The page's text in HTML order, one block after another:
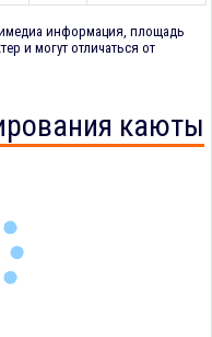
информация, площадь
и могут отличаться от
каюты